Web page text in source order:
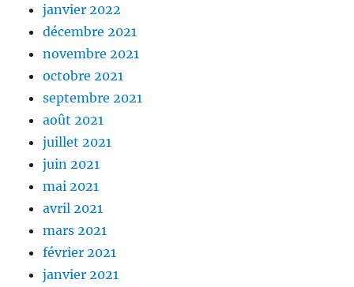
janvier 2022
décembre 2021
novembre 2021
octobre 2021
septembre 2021
août 2021
juillet 2021
juin 2021
mai 2021
avril 2021
mars 2021
février 2021
janvier 2021